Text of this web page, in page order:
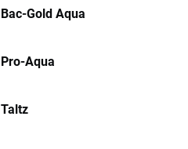
Bac-Gold Aqua
Pro-Aqua
Taltz